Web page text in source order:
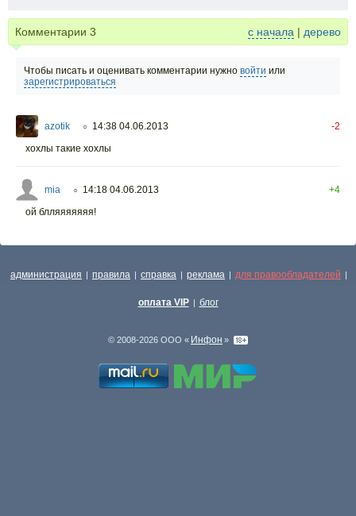
Комментарии 3 с начала | дерево
Чтобы писать и оценивать комментарии нужно войти или
зарегистрироваться
azotik ○ 14:38 04.06.2013
-2
хохлы такие хохлы
mia ○ 14:18 04.06.2013
+4
ой блляяяяяяя!
администрация | правила | справка | реклама | для правообладателей |
оплата VIP | блог
© 2008-2026 ООО « Инфон »